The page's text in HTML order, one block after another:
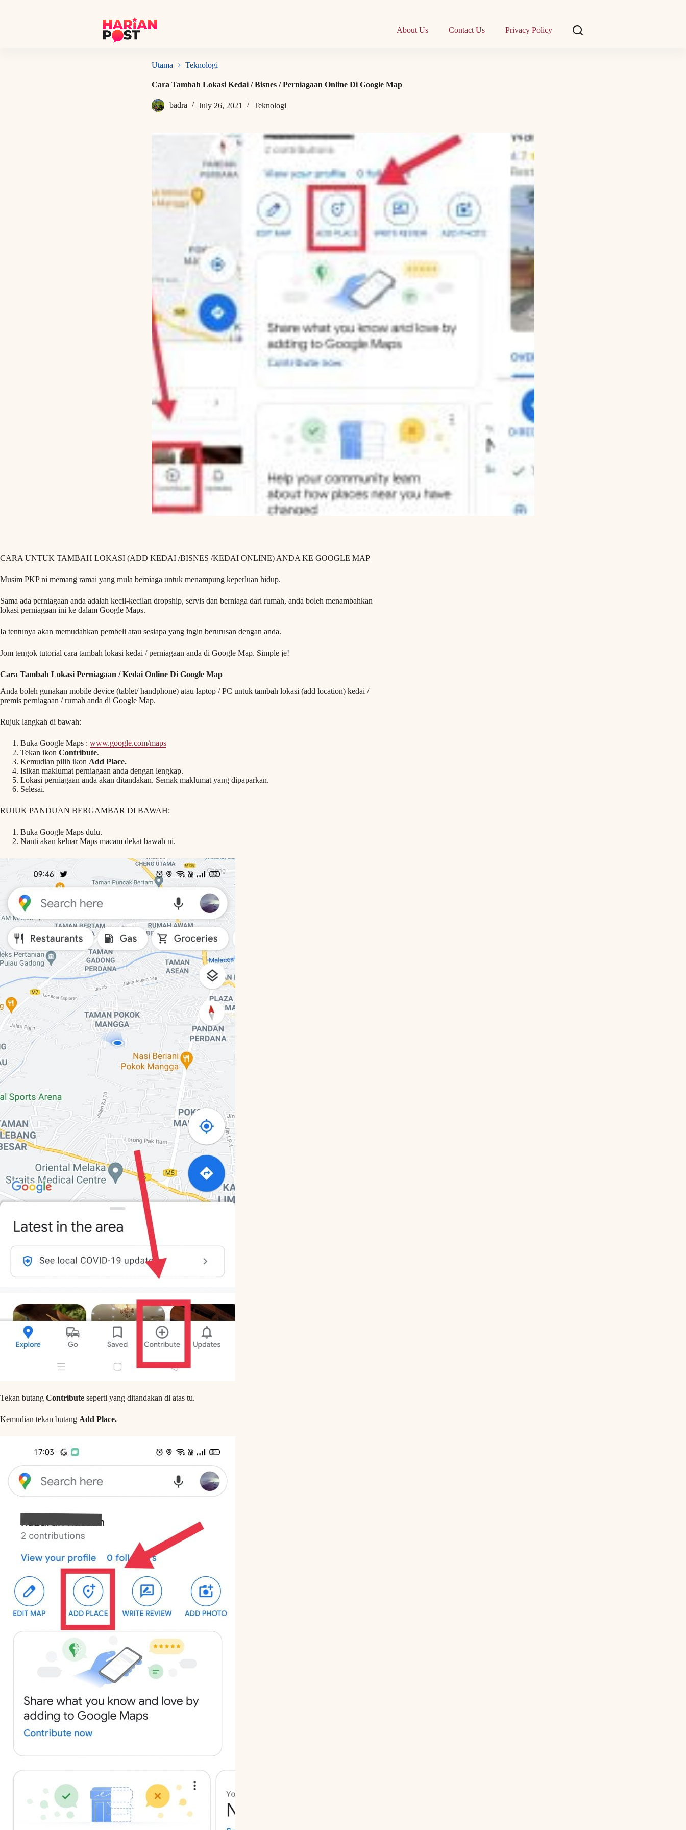
About Us Contact Us Privacy Policy
Utama Teknologi
Cara Tambah Lokasi Kedai / Bisnes / Perniagaan Online Di Google Map
badra July 26, 2021 Teknologi
CARA UNTUK TAMBAH LOKASI (ADD KEDAI /BISNES /KEDAI ONLINE) ANDA KE GOOGLE MAP
Musim PKP ni memang ramai yang mula berniaga untuk menampung keperluan hidup.
Sama ada perniagaan anda adalah kecil-kecilan dropship, servis dan berniaga dari rumah, anda boleh menambahkan
lokasi perniagaan ini ke dalam Google Maps.
Ia tentunya akan memudahkan pembeli atau sesiapa yang ingin berurusan dengan anda.
Jom tengok tutorial cara tambah lokasi kedai / perniagaan anda di Google Map. Simple je!
Cara Tambah Lokasi Perniagaan / Kedai Online Di Google Map
Anda boleh gunakan mobile device (tablet/ handphone) atau laptop / PC untuk tambah lokasi (add location) kedai /
premis perniagaan / rumah anda di Google Map.
Rujuk langkah di bawah:
Buka Google Maps : www.google.com/maps
Tekan ikon Contribute.
Kemudian pilih ikon Add Place.
Isikan maklumat perniagaan anda dengan lengkap.
Lokasi perniagaan anda akan ditandakan. Semak maklumat yang dipaparkan.
Selesai.
RUJUK PANDUAN BERGAMBAR DI BAWAH:
Buka Google Maps dulu.
Nanti akan keluar Maps macam dekat bawah ni.
Tekan butang Contribute seperti yang ditandakan di atas tu.
Kemudian tekan butang Add Place.